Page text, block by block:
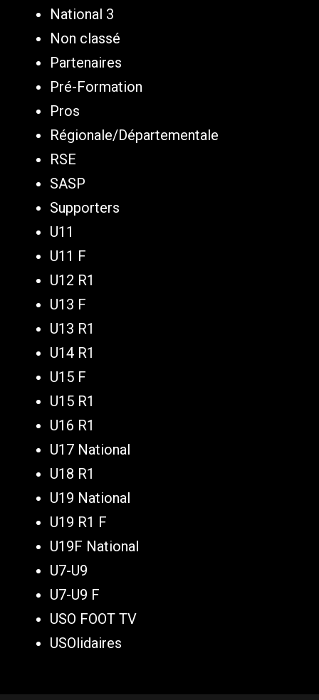
National 3
Non classé
Partenaires
Pré-Formation
Pros
Régionale/Départementale
RSE
SASP
Supporters
U11
U11 F
U12 R1
U13 F
U13 R1
U14 R1
U15 F
U15 R1
U16 R1
U17 National
U18 R1
U19 National
U19 R1 F
U19F National
U7-U9
U7-U9 F
USO FOOT TV
USOlidaires